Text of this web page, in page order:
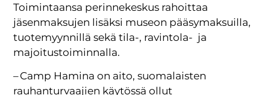
Toimintaansa perinnekeskus rahoittaa
jäsenmaksujen lisäksi museon pääsymaksuilla,
tuotemyynnillä sekä tila-, ravintola- ja
majoitustoiminnalla.
– Camp Hamina on aito, suomalaisten
rauhanturvaajien käytössä ollut